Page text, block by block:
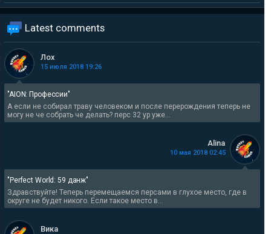
Latest comments
"AION: Профессии"
А если не собирал траву человеком и после перерождения теперь не
могу не че собрать че делать? перс 32 ур уже...
Лох
15 июля 2018 19:26
"Perfect World: 59 данж"
Здравствуйте! Теперь перемещаемся персами в глухое место, где в
округе не будет никого. Если такое место в...
Alina
10 мая 2018 02:45
Вика